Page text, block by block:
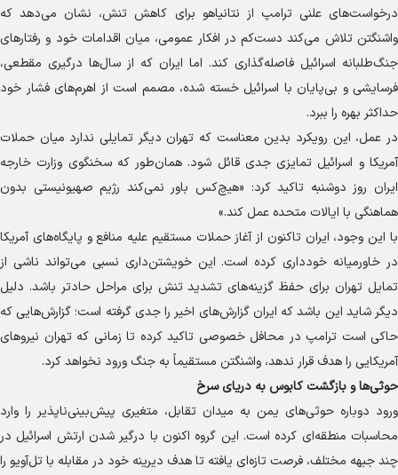
درخواست‌های علنی ترامپ از نتانیاهو برای کاهش تنش، نشان می‌دهد که
واشنگتن تلاش می‌کند دست‌کم در افکار عمومی، میان اقدامات خود و رفتار‌های
جنگ‌طلبانه اسرائیل فاصله‌گذاری کند. اما ایران که از سال‌ها درگیری مقطعی،
فرسایشی و بی‌پایان با اسرائیل خسته شده، مصمم است از اهرم‌های فشار خود
حداکثر بهره را ببرد.
در عمل، این رویکرد بدین معناست که تهران دیگر تمایلی ندارد میان حملات
آمریکا و اسرائیل تمایزی جدی قائل شود. همان‌طور که سخنگوی وزارت خارجه
ایران روز دوشنبه تاکید کرد: «هیچ‌کس باور نمی‌کند رژیم صهیونیستی بدون
هماهنگی با ایالات متحده عمل کند.»
با این وجود، ایران تاکنون از آغاز حملات مستقیم علیه منافع و پایگاه‌های آمریکا
در خاورمیانه خودداری کرده است. این خویشتن‌داری نسبی می‌تواند ناشی از
تمایل تهران برای حفظ گزینه‌های تشدید تنش برای مراحل حادتر باشد. دلیل
دیگر شاید این باشد که ایران گزارش‌های اخیر را جدی گرفته است؛ گزارش‌هایی که
حاکی است ترامپ در محافل خصوصی تاکید کرده تا زمانی که تهران نیرو‌های
آمریکایی را هدف قرار ندهد، واشنگتن مستقیماً به جنگ ورود نخواهد کرد.
حوثی‌ها و بازگشت کابوس به دریای سرخ
ورود دوباره حوثی‌های یمن به میدان تقابل، متغیری پیش‌بینی‌ناپذیر را وارد
محاسبات منطقه‌ای کرده است. این گروه اکنون با درگیر شدن ارتش اسرائیل در
چند جبهه مختلف، فرصت تازه‌ای یافته تا هدف دیرینه خود در مقابله با تل‌آویو را